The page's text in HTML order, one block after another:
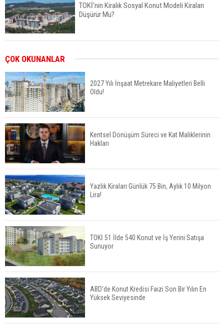
TOKİ'nin Kiralık Sosyal Konut Modeli Kiraları
Düşürür Mü?
Konut Satışları Güçlü Seyrini Korudu Yabancıya
Satış Geriledi
ABD'de İnşaat Harcamaları Geriledi
Tercih Döneminde Barınma Telaşı Başladı
Aileden Miras Kalan Ev Nasıl Satılır?
İstanbul'da 15 Bin Kiralık Sosyal Konut Eylülde
Kiraya Verilecek
ÇOK OKUNANLAR
2027 Yılı İnşaat Metrekare Maliyetleri Belli
Oldu!
Kentsel Dönüşüm Süreci ve Kat Maliklerinin
Hakları
Yazlık Kiraları Günlük 75 Bin, Aylık 10 Milyon
Lira!
TOKİ 51 İlde 540 Konut ve İş Yerini Satışa
Sunuyor
ABD'de Konut Kredisi Faizi Son Bir Yılın En
Yüksek Seviyesinde